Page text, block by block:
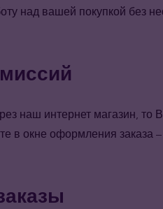
над вашей покупкой без
наш интернет магазин, то
в окне оформления заказа –